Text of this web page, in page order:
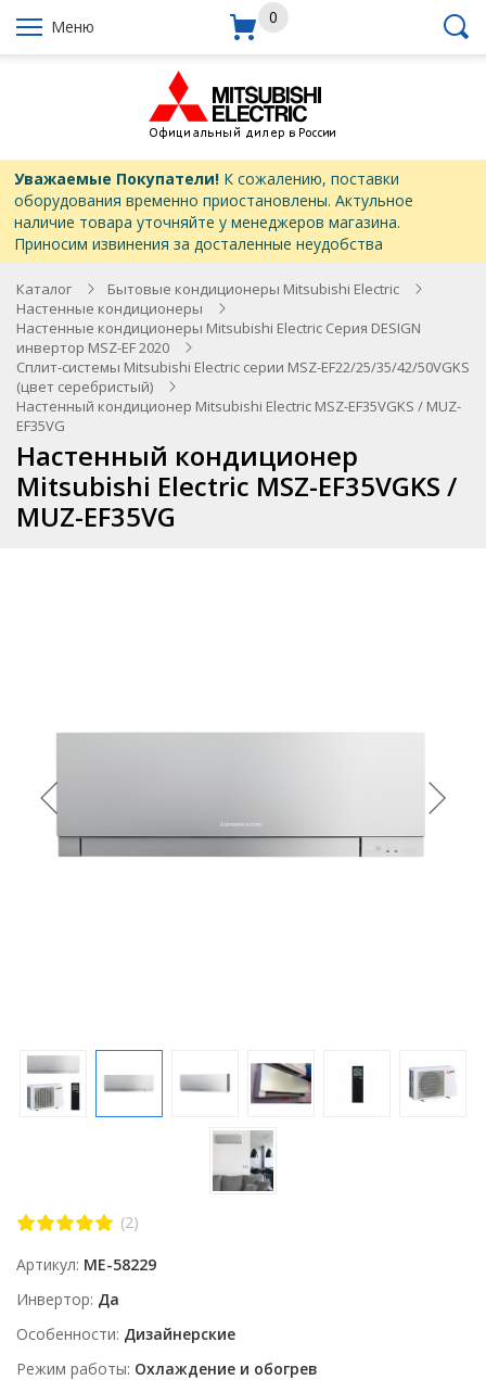
Меню 0
Уважаемые Покупатели!К сожалению, поставки
оборудования временно приостановлены. Актульное
наличие товара уточняйте у менеджеров магазина.
Приносим извинения за досталенные неудобства
Каталог
Бытовые кондиционеры Mitsubishi Electric
Настенные кондиционеры
Настенные кондиционеры Mitsubishi Electric Серия DESIGN
инвертор MSZ-EF 2020
Сплит-системы Mitsubishi Electric серии MSZ-EF22/25/35/42/50VGKS
(цвет серебристый)
Настенный кондиционер Mitsubishi Electric MSZ-EF35VGKS / MUZ-
EF35VG
Настенный кондиционер
Mitsubishi Electric MSZ-EF35VGKS /
MUZ-EF35VG
(2)
Артикул ME-58229
Инвертор Да
Особенности Дизайнерские
Режим работы Охлаждение и обогрев